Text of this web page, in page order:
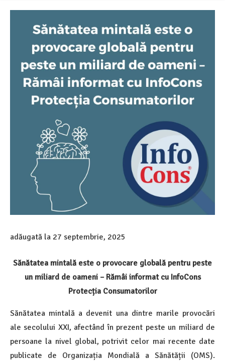
adăugată la 27 septembrie, 2025
Sănătatea mintală este o provocare globală pentru peste
un miliard de oameni– Rămâi informat cu InfoCons
Protecția Consumatorilor
Sănătatea mintală a devenit una dintre marile provocări
ale secolului XXI, afectând în prezent peste un miliard de
persoane la nivel global, potrivit celor mai recente date
publicate de Organizația Mondială a Sănătății (OMS).